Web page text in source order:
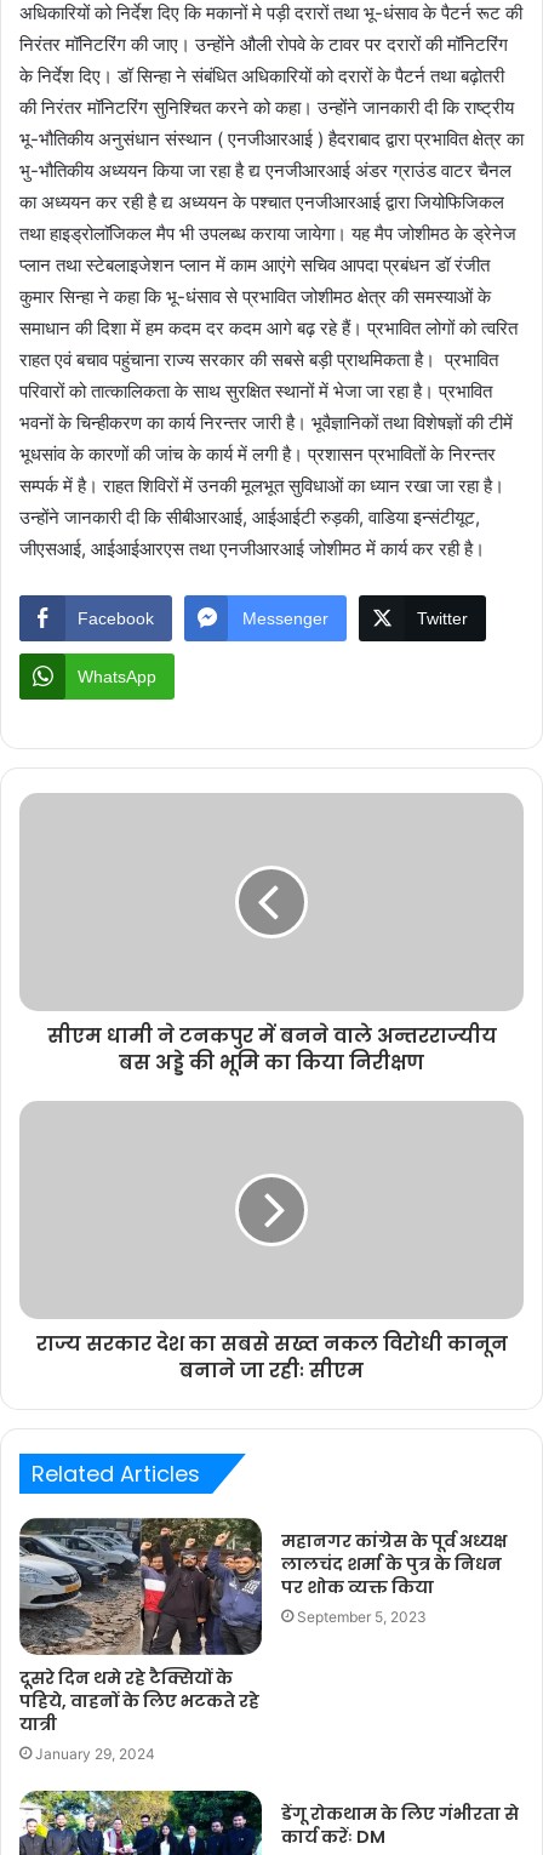
अधिकारियों को निर्देश दिए कि मकानों मे पड़ी दरारों तथा भू-धंसाव के पैटर्न रूट की
निरंतर मॉनिटरिंग की जाए। उन्होंने औली रोपवे के टावर पर दरारों की मॉनिटरिंग
के निर्देश दिए। डॉ सिन्हा ने संबंधित अधिकारियों को दरारों के पैटर्न तथा बढ़ोतरी
की निरंतर मॉनिटरिंग सुनिश्चित करने को कहा। उन्होंने जानकारी दी कि राष्ट्रीय
भू-भौतिकीय अनुसंधान संस्थान ( एनजीआरआई ) हैदराबाद द्वारा प्रभावित क्षेत्र का
भु-भौतिकीय अध्ययन किया जा रहा है द्य एनजीआरआई अंडर ग्राउंड वाटर चैनल
का अध्ययन कर रही है द्य अध्ययन के पश्चात एनजीआरआई द्वारा जियोफिजिकल
तथा हाइड्रोलाॅजिकल मैप भी उपलब्ध कराया जायेगा। यह मैप जोशीमठ के ड्रेनेज
प्लान तथा स्टेबलाइजेशन प्लान में काम आएंगे सचिव आपदा प्रबंधन डॉ रंजीत
कुमार सिन्हा ने कहा कि भू-धंसाव से प्रभावित जोशीमठ क्षेत्र की समस्याओं के
समाधान की दिशा में हम कदम दर कदम आगे बढ़ रहे हैं। प्रभावित लोगों को त्वरित
राहत एवं बचाव पहुंचाना राज्य सरकार की सबसे बड़ी प्राथमिकता है। प्रभावित
परिवारों को तात्कालिकता के साथ सुरक्षित स्थानों में भेजा जा रहा है। प्रभावित
भवनों के चिन्हीकरण का कार्य निरन्तर जारी है। भूवैज्ञानिकों तथा विशेषज्ञों की टीमें
भूधसांव के कारणों की जांच के कार्य में लगी है। प्रशासन प्रभावितों के निरन्तर
सम्पर्क में है। राहत शिविरों में उनकी मूलभूत सुविधाओं का ध्यान रखा जा रहा है।
उन्होंने जानकारी दी कि सीबीआरआई, आईआईटी रुड़की, वाडिया इन्संटीयूट,
जीएसआई, आईआईआरएस तथा एनजीआरआई जोशीमठ में कार्य कर रही है।
Facebook Messenger Twitter
WhatsApp
सीएम धामी ने टनकपुर में बनने वाले अन्तरराज्यीय
बस अड्डे की भूमि का किया निरीक्षण
राज्य सरकार देश का सबसे सख्त नकल विरोधी कानून
बनाने जा रहीः सीएम
Related Articles
दूसरे दिन थमे रहे टैक्सियों के
पहिये, वाहनों के लिए भटकते रहे
यात्री
January 29, 2024
महानगर कांग्रेस के पूर्व अध्यक्ष
लालचंद शर्मा के पुत्र के निधन
पर शोक व्यक्त किया
September 5, 2023
डेंगू रोकथाम के लिए गंभीरता से
कार्य करेंः DM